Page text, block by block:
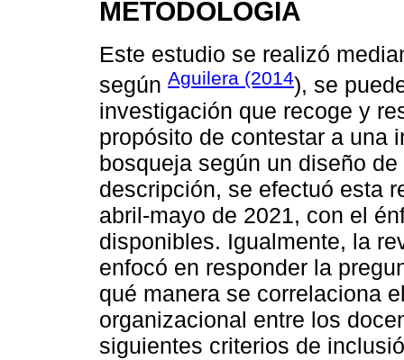
METODOLOGÍA
Este estudio se realizó
según Aguilera (2014), se
investigación que recoge y
propósito de contestar a una
bosqueja según un diseño
descripción, se efectuó esta
abril-mayo de 2021, con el
disponibles. Igualmente, la
enfocó en responder la
qué manera se correlaciona
organizacional entre los
siguientes criterios de